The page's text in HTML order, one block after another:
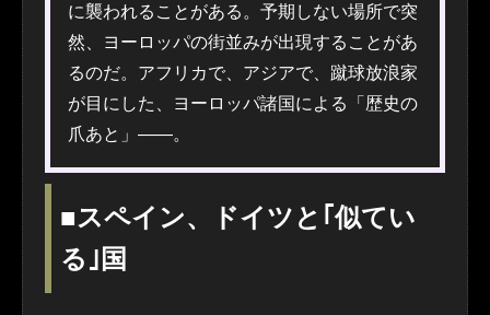
に襲われることがある。予期しない場所で突
然、ヨーロッパの街並みが出現することがあ
るのだ。アフリカで、アジアで、蹴球放浪家
が目にした、ヨーロッパ諸国による「歴史の
爪あと」――。
■スペイン、ドイツと｢似てい
る｣国